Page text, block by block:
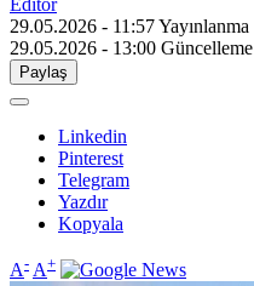
Editör
29.05.2026 - 11:57Yayınlanma
29.05.2026 - 13:00 Güncelleme
Paylaş
Linkedin
Pinterest
Telegram
Yazdır
Kopyala
A- A+